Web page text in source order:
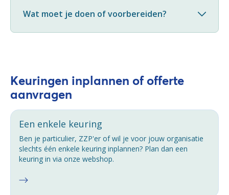
Wat moet je doen of voorbereiden?
Keuringen inplannen of offerte
aanvragen
Een enkele keuring
Ben je particulier, ZZP'er of wil je voor jouw organisatie
slechts één enkele keuring inplannen? Plan dan een
keuring in via onze webshop.